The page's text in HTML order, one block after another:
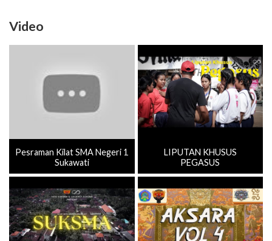
Video
Pesraman Kilat SMA Negeri 1
Sukawati
LIPUTAN KHUSUS
PEGASUS